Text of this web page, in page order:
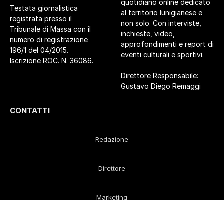
Testata giornalistica
registrata presso il
Tribunale di Massa con il
numero di registrazione
196/1 del 04/2015.
Iscrizione ROC. N. 36086.
quotidiano online dedicato
al territorio lunigianese e
non solo. Con interviste,
inchieste, video,
approfondimenti e report di
eventi culturali e sportivi.
Direttore Responsabile:
Gustavo Diego Remaggi
CONTATTI
Redazione
Direttore
Marketing